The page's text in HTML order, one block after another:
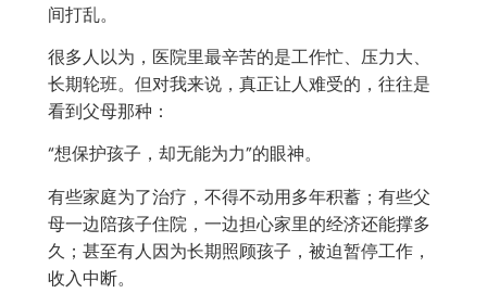
间打乱。
很多人以为，医院里最辛苦的是工作忙、压力大、
长期轮班。但对我来说，真正让人难受的，往往是
看到父母那种：
“想保护孩子，却无能为力”的眼神。
有些家庭为了治疗，不得不动用多年积蓄；有些父
母一边陪孩子住院，一边担心家里的经济还能撑多
久；甚至有人因为长期照顾孩子，被迫暂停工作，
收入中断。